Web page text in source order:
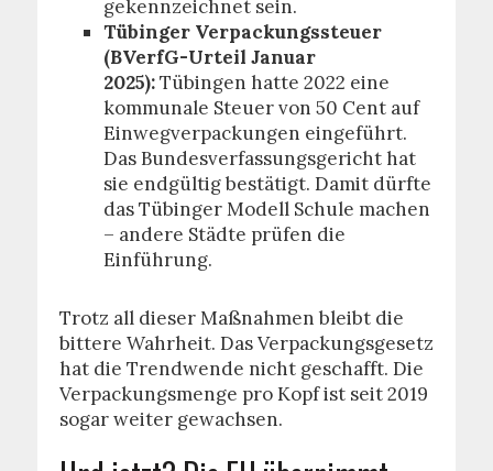
gekennzeichnet sein.
Tübinger Verpackungssteuer
(BVerfG-Urteil Januar
2025):Tübingen hatte 2022 eine
kommunale Steuer von 50 Cent auf
Einwegverpackungen eingeführt.
Das Bundesverfassungsgericht hat
sie endgültig bestätigt. Damit dürfte
das Tübinger Modell Schule machen
– andere Städte prüfen die
Einführung.
Trotz all dieser Maßnahmen bleibt die
bittere Wahrheit. Das Verpackungsgesetz
hat die Trendwende nicht geschafft. Die
Verpackungsmenge pro Kopf ist seit 2019
sogar weiter gewachsen.